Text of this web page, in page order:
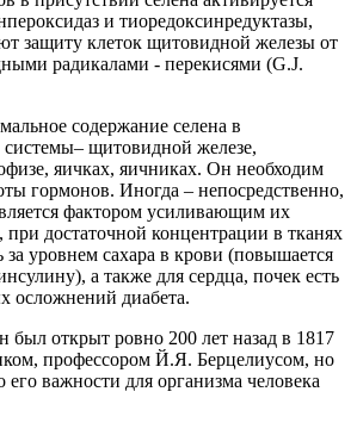
и тиоредоксинредуктазы,
защиту клеток щитовидной железы от
радикалами - перекисями (G.J.
содержание селена в
щитовидной железе,
яичках, яичниках. Он необходим
гормонов. Иногда – непосредственно,
фактором усиливающим их
достаточной концентрации в тканях
за уровнем сахара в крови (повышается
а также для сердца, почек есть
осложнений диабета.
открыт ровно 200 лет назад в 1817
профессором Й.Я. Берцелиусом, но
его важности для организма человека